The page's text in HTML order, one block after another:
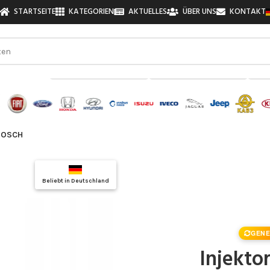
STARTSEITE KATEGORIEN AKTUELLES ÜBER UNS KONTAKT
finden!
Beliebt in Deutschland